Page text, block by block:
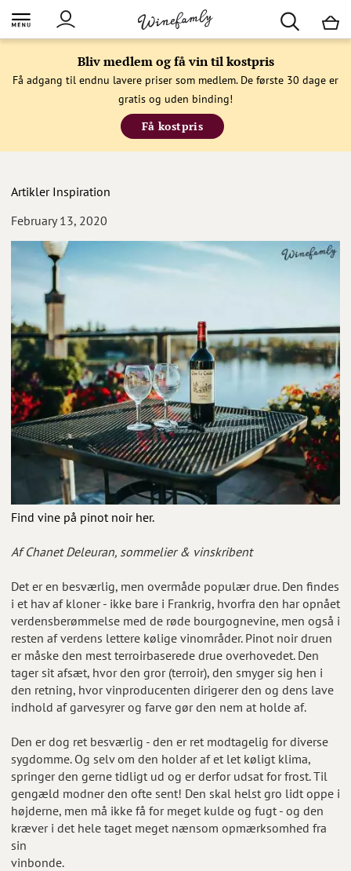
Bliv medlem og få vin til kostpris
Få adgang til endnu lavere priser som medlem. De første 30 dage er
gratis og uden binding!
Få kostpris
Artikler Inspiration
February 13, 2020
Find vine på pinot noir her.
Af Chanet Deleuran, sommelier & vinskribent
Det er en besværlig, men overmåde populær drue. Den findes
i et hav af kloner - ikke bare i Frankrig, hvorfra den har opnået
verdensberømmelse med de røde bourgognevine, men også i
resten af verdens lettere kølige vinområder. Pinot noir druen
er måske den mest terroirbaserede drue overhovedet. Den
tager sit afsæt, hvor den gror (terroir), den smyger sig hen i
den retning, hvor vinproducenten dirigerer den og dens lave
indhold af garvesyrer og farve gør den nem at holde af.
Den er dog ret besværlig - den er ret modtagelig for diverse
sygdomme. Og selv om den holder af et let køligt klima,
springer den gerne tidligt ud og er derfor udsat for frost. Til
gengæld modner den ofte sent! Den skal helst gro lidt oppe i
højderne, men må ikke få for meget kulde og fugt - og den
kræver i det hele taget meget nænsom opmærksomhed fra
sin
vinbonde.